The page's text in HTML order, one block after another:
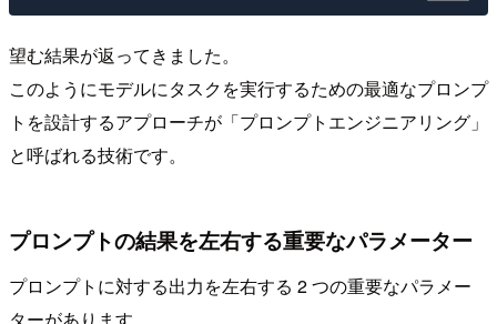
望む結果が返ってきました。
このようにモデルにタスクを実行するための最適なプロンプ
トを設計するアプローチが「プロンプトエンジニアリング」
と呼ばれる技術です。
プロンプトの結果を左右する重要なパラメーター
プロンプトに対する出力を左右する 2 つの重要なパラメー